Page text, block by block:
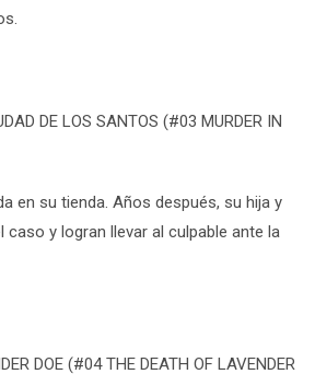
DE LOS SANTOS (#03 MURDER IN
en su tienda. Años después, su hija y
caso y logran llevar al culpable ante la
DOE (#04 THE DEATH OF LAVENDER